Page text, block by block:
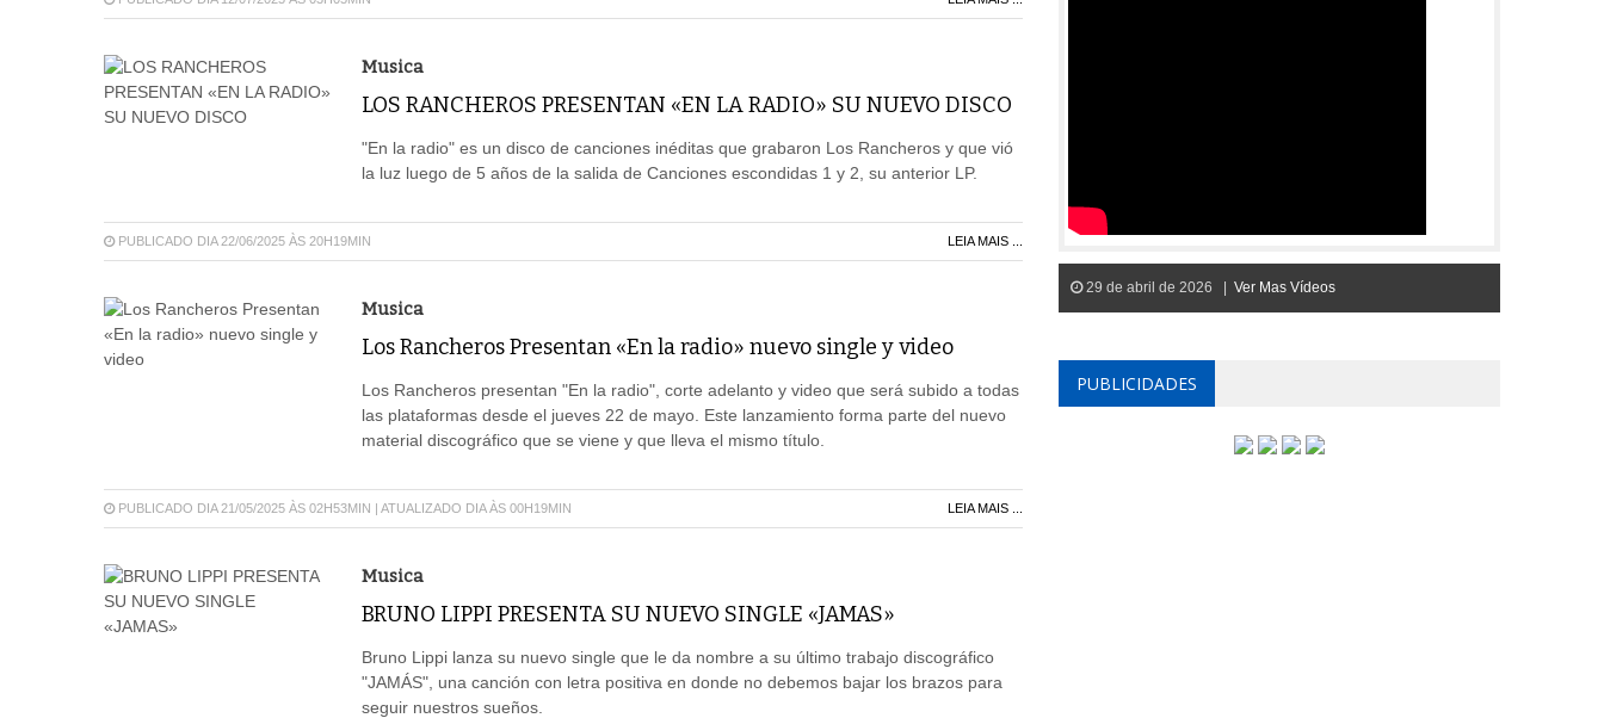
Musica
LOS RANCHEROS PRESENTAN «EN LA RADIO» SU NUEVO DISCO
"En la radio" es un disco de canciones inéditas que grabaron Los Rancheros y que vió
la luz luego de 5 años de la salida de Canciones escondidas 1 y 2, su anterior LP.
PUBLICADO DIA 22/06/2025 ÀS 20H19MIN LEIA MAIS ...
Musica
Los Rancheros Presentan «En la radio» nuevo single y video
Los Rancheros presentan "En la radio", corte adelanto y video que será subido a todas
las plataformas desde el jueves 22 de mayo. Este lanzamiento forma parte del nuevo
material discográfico que se viene y que lleva el mismo título.
PUBLICADO DIA 21/05/2025 ÀS 02H53MIN | ATUALIZADO DIA ÀS 00H19MIN LEIA MAIS ...
Musica
BRUNO LIPPI PRESENTA SU NUEVO SINGLE «JAMAS»
Bruno Lippi lanza su nuevo single que le da nombre a su último trabajo discográfico
"JAMÁS", una canción con letra positiva en donde no debemos bajar los brazos para
seguir nuestros sueños.
29 de abril de 2026 | Ver Mas Vídeos
PUBLICIDADES